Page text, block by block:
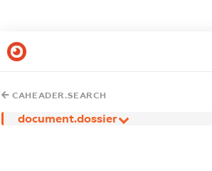
CAHEADER.SEARCH
document.dossier